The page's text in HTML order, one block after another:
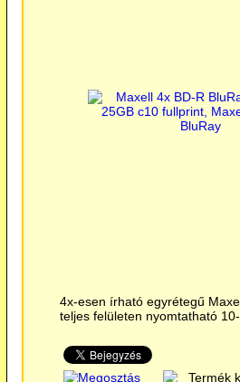
4x-esen írható egyrétegű
teljes felületen nyomtatható